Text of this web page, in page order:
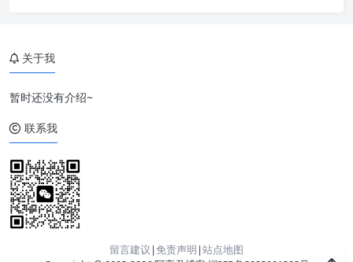
关于我
暂时还没有介绍~
联系我
留言建议 |免责声明 |站点地图